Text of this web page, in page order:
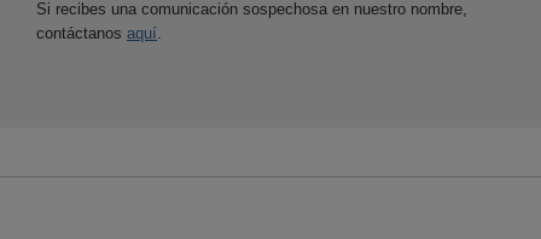
Si recibes una comunicación sospechosa en nuestro nombre,
contáctanos aquí.